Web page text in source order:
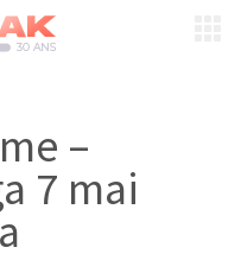
–
7 mai